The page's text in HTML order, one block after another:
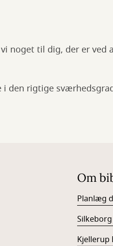
noget til dig, der er ved
i den rigtige
Om
Planlæg
Kjellerup